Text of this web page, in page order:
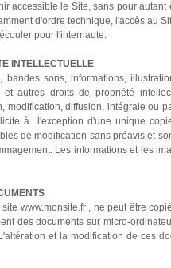
accessible le Site, sans pour
d'ordre technique, l'accès au
pour l'internaute.
INTELLECTUELLE
bandes sons, informations,
autres droits de propriété
modification, diffusion, intégrale
à l'exception d'une unique
de modification sans préavis et
Les informations et les
www.monsite.fr , ne peut être
des documents sur micro-
et la modification de ces